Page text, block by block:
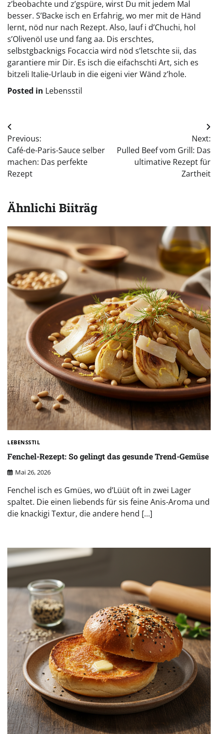
z’beobachte und z’gspüre, wirst Du mit jedem Mal
besser. S’Backe isch en Erfahrig, wo mer mit de Händ
lernt, nöd nur nach Rezept. Also, lauf i d’Chuchi, hol
s’Olivenöl use und fang aa. Dis erschtes,
selbstgbacknigs Focaccia wird nöd s’letschte sii, das
garantiere mir Dir. Es isch die eifachschti Art, sich es
bitzeli Italie-Urlaub in die eigeni vier Wänd z’hole.
Posted in Lebensstil
Beitragsnavigation
Previous:
Café-de-Paris-Sauce selber
machen: Das perfekte
Rezept
Next:
Pulled Beef vom Grill: Das
ultimative Rezept für
Zartheit
Ähnlichi Biiträg
LEBENSSTIL
Fenchel-Rezept: So gelingt das gesunde Trend-Gemüse
Mai 26, 2026
Fenchel isch es Gmües, wo d’Lüüt oft in zwei Lager
spaltet. Die einen liebends für sis feine Anis-Aroma und
die knackigi Textur, die andere hend […]